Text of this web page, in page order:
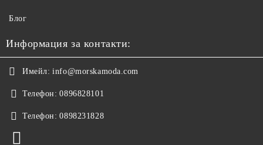
Блог
Информация за контакти:
Имейл: info@morskamoda.com
Телефон: 0896828101
Телефон: 0898231828